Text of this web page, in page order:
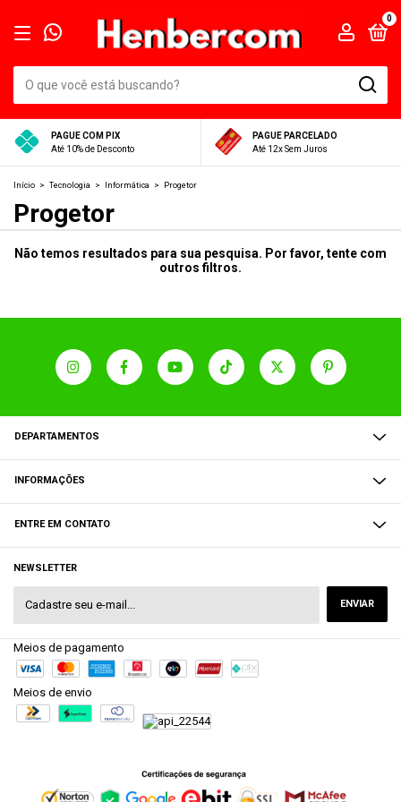
0
PAGUE COM PIX
Até 10% de Desconto
PAGUE PARCELADO
Até 12x Sem Juros
Início > Tecnologia > Informática > Progetor
Progetor
Não temos resultados para sua pesquisa. Por favor, tente com
outros filtros.
DEPARTAMENTOS
INFORMAÇÕES
ENTRE EM CONTATO
NEWSLETTER
Meios de pagamento
Meios de envio